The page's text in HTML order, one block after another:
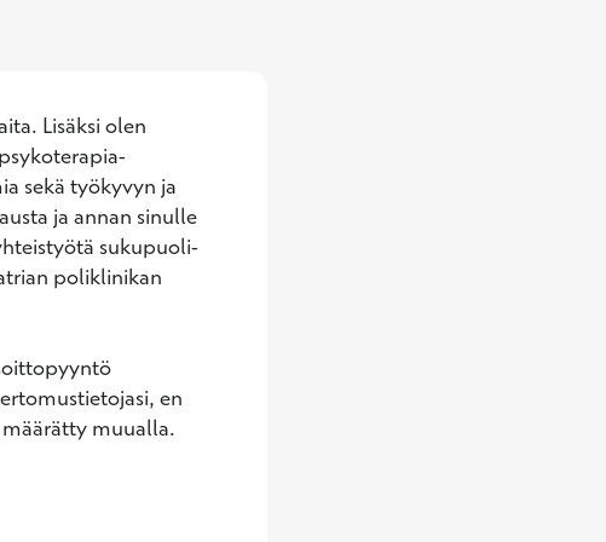
Lisäksi olen
sekä työkyvyn ja
ja annan sinulle
sukupuoli-
poliklinikan
en
muualla.